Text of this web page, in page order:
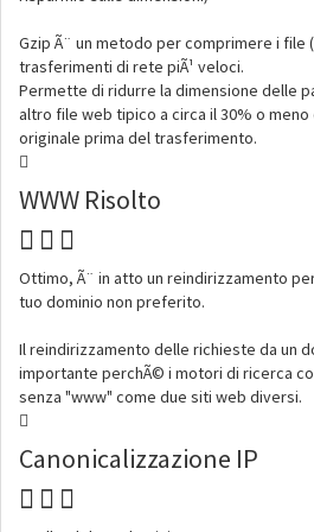
Gzip Ã¨ un metodo per comprimere i file
trasferimenti di rete piÃ¹ veloci.
Permette di ridurre la dimensione delle
altro file web tipico a circa il 30% o meno
originale prima del trasferimento.
WWW Risolto
Ottimo, Ã¨ in atto un reindirizzamento
tuo dominio non preferito.
Il reindirizzamento delle richieste da un
importante perchÃ© i motori di ricerca
senza "www" come due siti web diversi.
Canonicalizzazione IP